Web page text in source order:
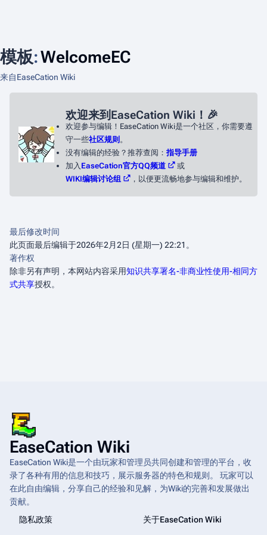
模板:WelcomeEC
来自EaseCation Wiki
欢迎来到EaseCation Wiki！🎉
欢迎参与编辑！EaseCation Wiki是一个社区，你需要遵
守一些社区规则 。
没有编辑的经验？推荐查阅： 指导手册
加入 EaseCation官方QQ频道
或
WIKI编辑讨论组
，以便更流畅地参与编辑和维护。
最后修改时间
此页面最后编辑于2026年2月2日 (星期一) 22:21。
著作权
除非另有声明，本网站内容采用知识共享署名-非商业性使用-相同方
式共享授权。
EaseCation Wiki
EaseCation Wiki是一个由玩家和管理员共同创建和管理的平台，收
录了各种有用的信息和技巧，展示服务器的特色和规则。 玩家可以
在此自由编辑，分享自己的经验和见解，为Wiki的完善和发展做出
贡献。
隐私政策
关于EaseCation Wiki